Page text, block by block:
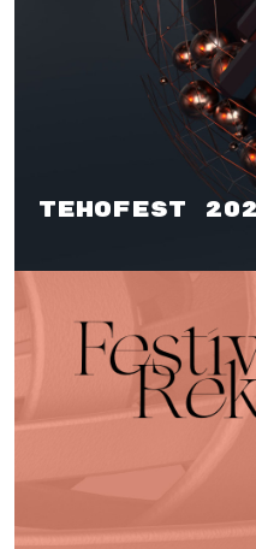
TehoFest